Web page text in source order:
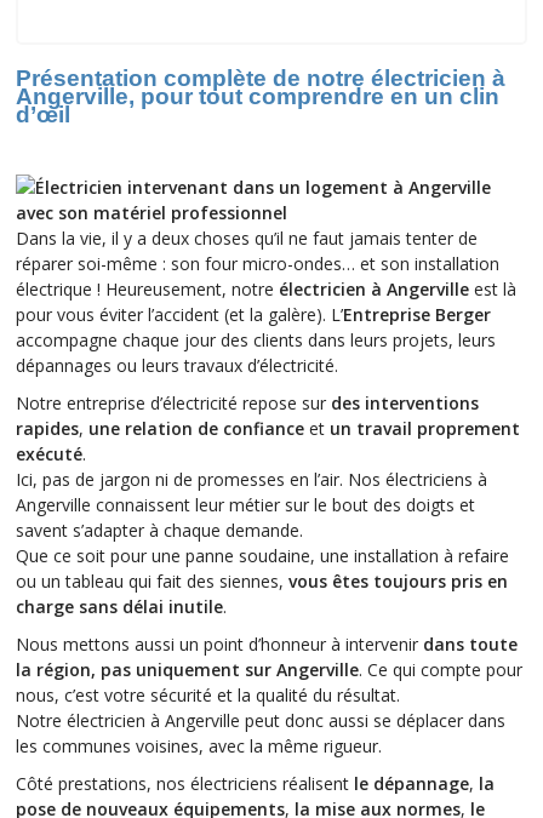
Présentation complète de notre électricien à
Angerville, pour tout comprendre en un clin
d’œil
Dans la vie, il y a deux choses qu’il ne faut jamais tenter de
réparer soi-même : son four micro-ondes… et son installation
électrique ! Heureusement, notre électricien à Angerville est là
pour vous éviter l’accident (et la galère). L’Entreprise Berger
accompagne chaque jour des clients dans leurs projets, leurs
dépannages ou leurs travaux d’électricité.
Notre entreprise d’électricité repose sur des interventions
rapides, une relation de confiance et un travail proprement
exécuté.
Ici, pas de jargon ni de promesses en l’air. Nos électriciens à
Angerville connaissent leur métier sur le bout des doigts et
savent s’adapter à chaque demande.
Que ce soit pour une panne soudaine, une installation à refaire
ou un tableau qui fait des siennes, vous êtes toujours pris en
charge sans délai inutile.
Nous mettons aussi un point d’honneur à intervenir dans toute
la région, pas uniquement sur Angerville. Ce qui compte pour
nous, c’est votre sécurité et la qualité du résultat.
Notre électricien à Angerville peut donc aussi se déplacer dans
les communes voisines, avec la même rigueur.
Côté prestations, nos électriciens réalisent le dépannage, la
pose de nouveaux équipements, la mise aux normes, le